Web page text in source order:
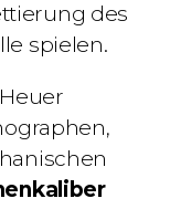
des
spielen.